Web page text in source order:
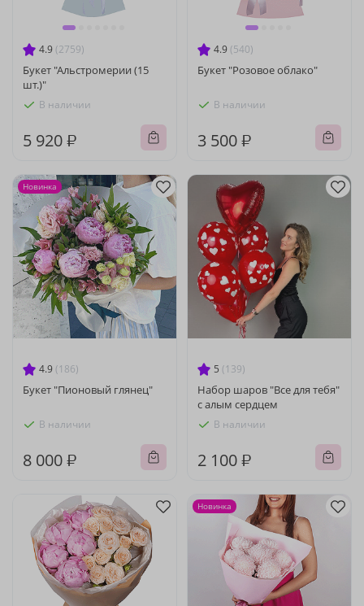
4.9 (2759)
Букет "Альстромерии (15
шт.)"
В наличии
5 920 ₽
4.9 (540)
Букет "Розовое облако"
В наличии
3 500 ₽
4.9 (186)
Букет "Пионовый глянец"
В наличии
8 000 ₽
Новинка
5 (139)
Набор шаров "Все для тебя"
с алым сердцем
В наличии
2 100 ₽
Новинка